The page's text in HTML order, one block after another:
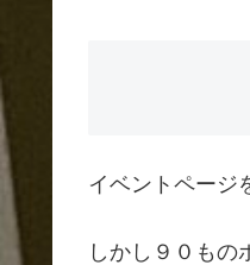
イベントページ
しかし９０もの